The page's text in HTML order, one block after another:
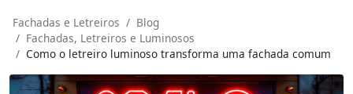
Fachadas e Letreiros
Blog
Fachadas, Letreiros e Luminosos
Como o letreiro luminoso transforma uma fachada comum